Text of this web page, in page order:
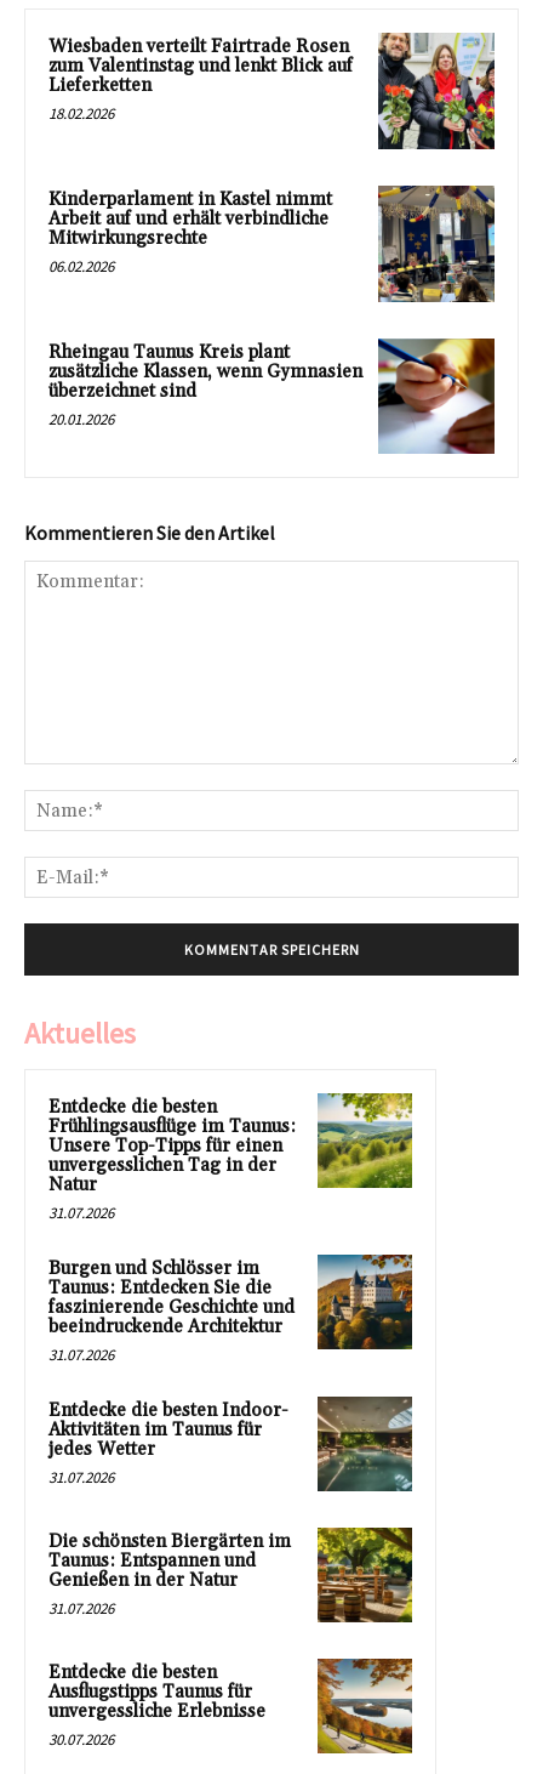
Wiesbaden verteilt Fairtrade Rosen
zum Valentinstag und lenkt Blick auf
Lieferketten
18.02.2026
Kinderparlament in Kastel nimmt
Arbeit auf und erhält verbindliche
Mitwirkungsrechte
06.02.2026
Rheingau Taunus Kreis plant
zusätzliche Klassen, wenn Gymnasien
überzeichnet sind
20.01.2026
Kommentieren Sie den Artikel
Aktuelles
Entdecke die besten
Frühlingsausflüge im Taunus:
Unsere Top-Tipps für einen
unvergesslichen Tag in der
Natur
31.07.2026
Burgen und Schlösser im
Taunus: Entdecken Sie die
faszinierende Geschichte und
beeindruckende Architektur
31.07.2026
Entdecke die besten Indoor-
Aktivitäten im Taunus für
jedes Wetter
31.07.2026
Die schönsten Biergärten im
Taunus: Entspannen und
Genießen in der Natur
31.07.2026
Entdecke die besten
Ausflugstipps Taunus für
unvergessliche Erlebnisse
30.07.2026